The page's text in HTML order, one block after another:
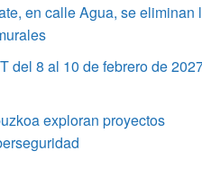
en calle Agua, se eliminan
del 8 al 10 de febrero de
exploran proyectos